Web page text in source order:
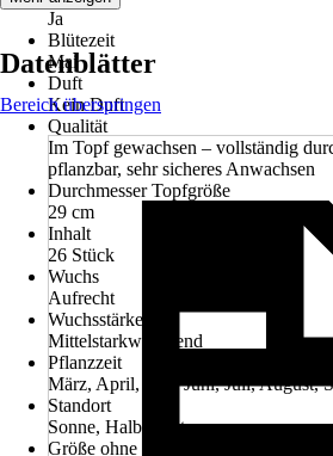
Ja
Blütezeit
Mai
Duft
Kein Duft
Qualität
Im Topf gewachsen – vollständig
pflanzbar, sehr sicheres Anwachsen
Durchmesser Topfgröße
29 cm
Inhalt
26 Stück
Wuchs
Aufrecht
Wuchsstärke
Mittelstarkwachsend
Pflanzzeit
März, April, Mai, Juni, Juli, August,
Standort
Sonne, Halbschatten
Größe ohne Topf
Datenblätter
Bereich überspringen